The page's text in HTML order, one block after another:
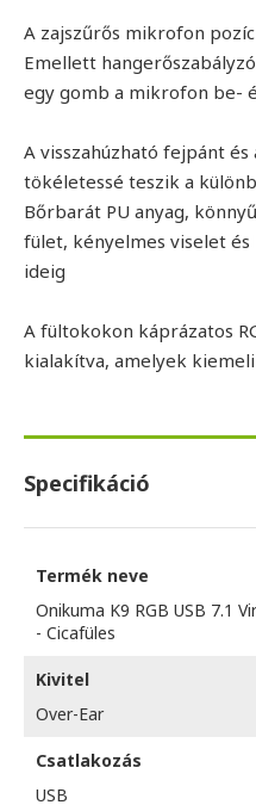
A zajszűrős mikrofon
Emellett
egy gomb a mikrofon be-
A visszahúzható fejpánt
tökéletessé teszik a
Bőrbarát PU anyag,
fület, kényelmes viselet és
ideig
A fültokokon káprázatos
kialakítva, amelyek
Specifikáció
Termék neve
Onikuma K9 RGB USB 7.1
- Cicafüles
Kivitel
Over-Ear
Csatlakozás
USB